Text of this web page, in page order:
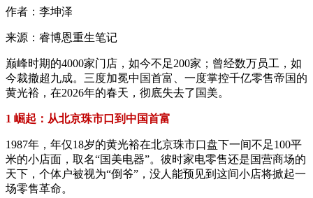
作者：李坤泽
来源：睿博恩重生笔记
巅峰时期的4000家门店，如今不足200家；曾经数万员工，如
今裁撤超九成。三度加冕中国首富、一度掌控千亿零售帝国的
黄光裕，在2026年的春天，彻底失去了国美。
1 崛起：从北京珠市口到中国首富
1987年，年仅18岁的黄光裕在北京珠市口盘下一间不足100平
米的小店面，取名“国美电器”。彼时家电零售还是国营商场的
天下，个体户被视为“倒爷”，没人能预见到这间小店将掀起一
场零售革命。